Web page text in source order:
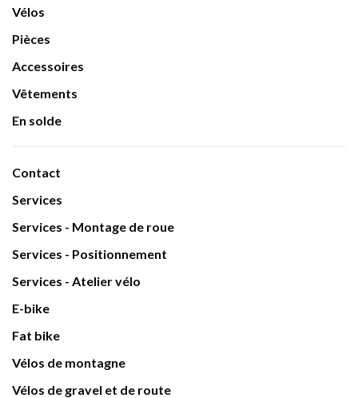
Vélos
Pièces
Accessoires
Vêtements
En solde
Contact
Services
Services - Montage de roue
Services - Positionnement
Services - Atelier vélo
E-bike
Fat bike
Vélos de montagne
Vélos de gravel et de route